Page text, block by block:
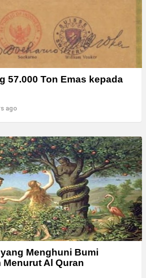
57.000 Ton Emas kepada
ago
Menghuni Bumi
Menurut Al Quran